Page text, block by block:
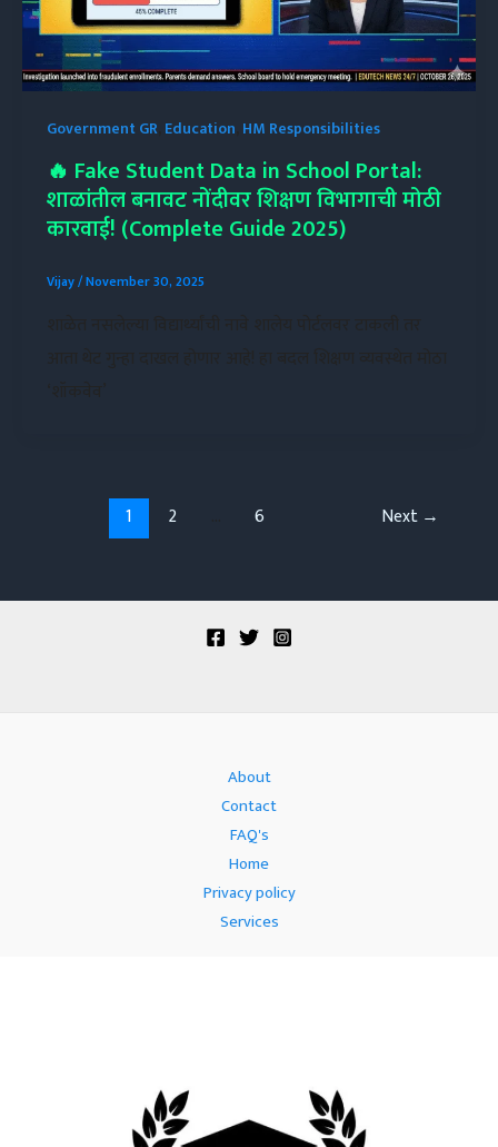
Government GR, Education HM Responsibilities
🔥 Fake Student Data in School Portal:
शाळांतील बनावट नोंदीवर शिक्षण विभागाची मोठी
कारवाई! (Complete Guide 2025)
Vijay/November 30, 2025
1 2 6 Next →
About
Contact
FAQ's
Home
Privacy policy
Services